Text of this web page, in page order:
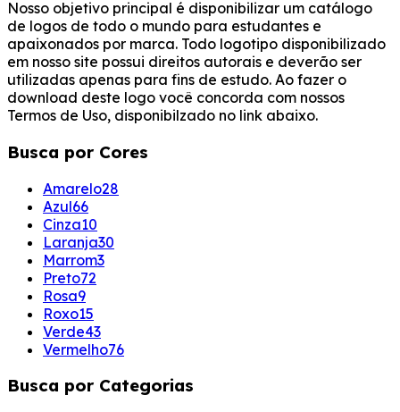
Nosso objetivo principal é disponibilizar um catálogo
de logos de todo o mundo para estudantes e
apaixonados por marca. Todo logotipo disponibilizado
em nosso site possui direitos autorais e deverão ser
utilizadas apenas para fins de estudo. Ao fazer o
download deste logo você concorda com nossos
Termos de Uso, disponibilzado no link abaixo.
Busca por Cores
Amarelo28
Azul66
Cinza10
Laranja30
Marrom3
Preto72
Rosa9
Roxo15
Verde43
Vermelho76
Busca por Categorias